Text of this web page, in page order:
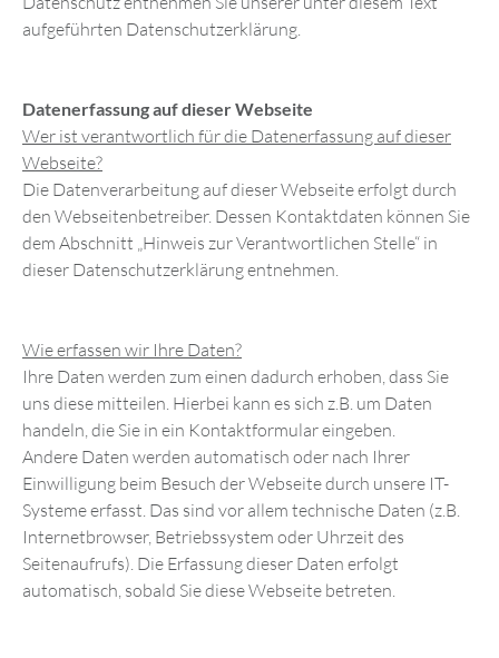
aufgeführten Datenschutzerklärung.
Datenerfassung auf dieser Webseite
Wer ist verantwortlich für die Datenerfassung auf dieser
Webseite?
Die Datenverarbeitung auf dieser Webseite erfolgt durch
den Webseitenbetreiber. Dessen Kontaktdaten können Sie
dem Abschnitt „Hinweis zur Verantwortlichen Stelle“ in
dieser Datenschutzerklärung entnehmen.
Wie erfassen wir Ihre Daten?
Ihre Daten werden zum einen dadurch erhoben, dass Sie
uns diese mitteilen. Hierbei kann es sich z.B. um Daten
handeln, die Sie in ein Kontaktformular eingeben.
Andere Daten werden automatisch oder nach Ihrer
Einwilligung beim Besuch der Webseite durch unsere IT-
Systeme erfasst. Das sind vor allem technische Daten (z.B.
Internetbrowser, Betriebssystem oder Uhrzeit des
Seitenaufrufs). Die Erfassung dieser Daten erfolgt
automatisch, sobald Sie diese Webseite betreten.